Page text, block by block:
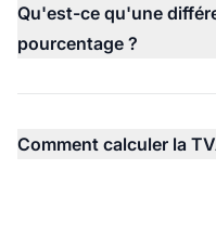
Qu'est-ce qu'une
pourcentage ?
Comment calculer la